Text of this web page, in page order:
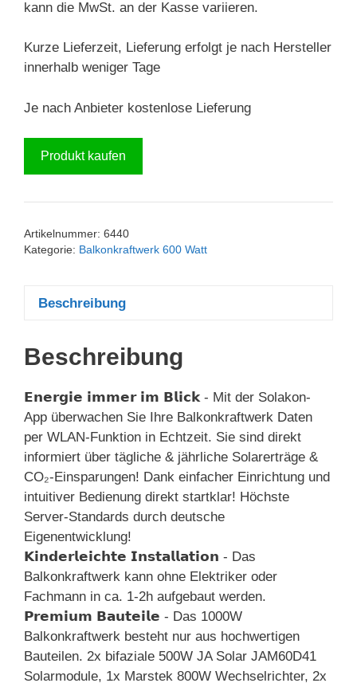
697,00 €597,00 €.
kann die MwSt. an der Kasse variieren.
Kurze Lieferzeit, Lieferung erfolgt je nach Hersteller
innerhalb weniger Tage
Je nach Anbieter kostenlose Lieferung
Produkt kaufen
Artikelnummer: 6440
Kategorie: Balkonkraftwerk 600 Watt
Beschreibung
Beschreibung
𝗘𝗻𝗲𝗿𝗴𝗶𝗲 𝗶𝗺𝗺𝗲𝗿 𝗶𝗺 𝗕𝗹𝗶𝗰𝗸 - Mit der Solakon-
App überwachen Sie Ihre Balkonkraftwerk Daten
per WLAN-Funktion in Echtzeit. Sie sind direkt
informiert über tägliche & jährliche Solarerträge &
CO₂-Einsparungen! Dank einfacher Einrichtung und
intuitiver Bedienung direkt startklar! Höchste
Server-Standards durch deutsche
Eigenentwicklung!
𝗞𝗶𝗻𝗱𝗲𝗿𝗹𝗲𝗶𝗰𝗵𝘁𝗲 𝗜𝗻𝘀𝘁𝗮𝗹𝗹𝗮𝘁𝗶𝗼𝗻 - Das
Balkonkraftwerk kann ohne Elektriker oder
Fachmann in ca. 1-2h aufgebaut werden.
𝗣𝗿𝗲𝗺𝗶𝘂𝗺 𝗕𝗮𝘂𝘁𝗲𝗶𝗹𝗲 - Das 1000W
Balkonkraftwerk besteht nur aus hochwertigen
Bauteilen. 2x bifaziale 500W JA Solar JAM60D41
Solarmodule, 1x Marstek 800W Wechselrichter, 2x